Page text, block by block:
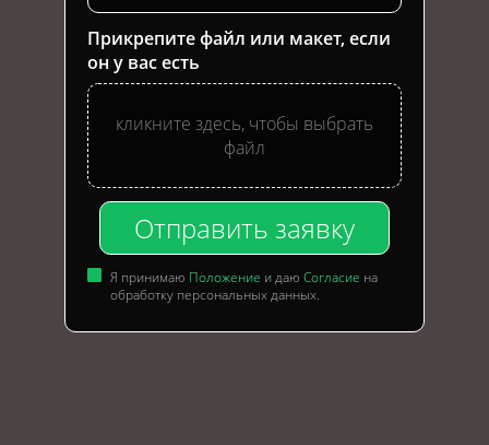
Прикрепите файл или макет, если
он у вас есть
кликните здесь, чтобы выбрать
файл
Отправить заявку
Я принимаю Положение и даю Согласие на
обработку персональных данных.